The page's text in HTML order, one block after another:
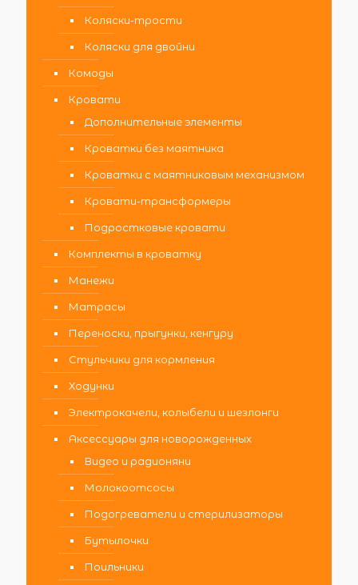
Коляски-трости
Коляски для двойни
Комоды
Кровати
Дополнительные элементы
Кроватки без маятника
Кроватки с маятниковым механизмом
Кровати-трансформеры
Подростковые кровати
Комплекты в кроватку
Манежи
Матрасы
Переноски, прыгунки, кенгуру
Стульчики для кормления
Ходунки
Электрокачели, колыбели и шезлонги
Аксессуары для новорожденных
Видео и радионяни
Молокоотсосы
Подогреватели и стерилизаторы
Бутылочки
Поильники